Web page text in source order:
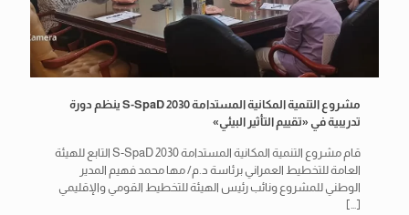
مشروع التنمية المكانية المستدامة S-SpaD 2030 ينظم دورة
تدريبية في «تقييم التأثير البيئي»
قام مشروع التنمية المكانية المستدامة S-SpaD 2030 التابع للهيئة
العامة للتخطيط العمراني برئاسة د.م/ مها محمد فهيم المدير
الوطني للمشروع ونائب رئيس الهيئة للتخطيط القومي والإقليمي
[…]